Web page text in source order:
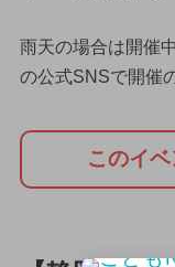
雨天の場合は開催
の公式SNSで開催
このイ